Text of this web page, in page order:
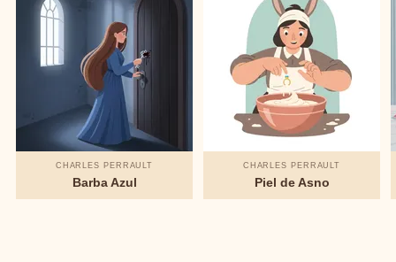
CHARLES PERRAULT
Barba Azul
CHARLES PERRAULT
Piel de Asno